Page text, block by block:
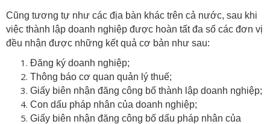
Cũng tương tự như các địa bàn khác trên cả nước, sau khi
việc thành lập doanh nghiệp được hoàn tất đa số các đơn vị
đều nhận được những kết quả cơ bản như sau:
Đăng ký doanh nghiệp;
Thông báo cơ quan quản lý thuế;
Giấy biên nhận đăng công bố thành lập doanh nghiệp;
Con dấu pháp nhân của doanh nghiệp;
Giấy biên nhận đăng công bố dấu pháp nhân của